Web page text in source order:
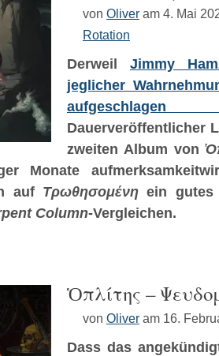
von Oliver am 4. Mai
Rotation
Derweil Jimmy
jeglicher
aufgeschlagen
Dauerveröffentlicher
zweiten Album von
Monate
auf Τρωθησομένη ein
Column-Vergleichen.
Ὁπλίτης –
von Oliver am 16.
Dass das